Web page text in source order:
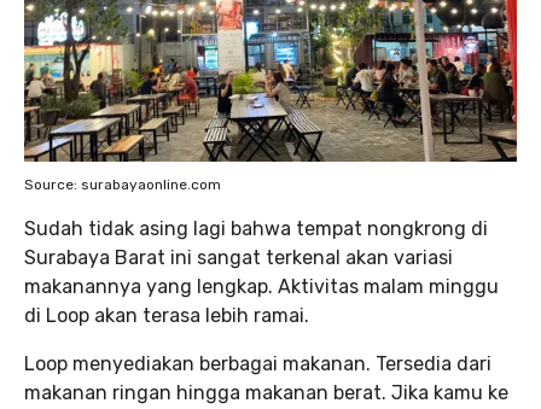
Source: surabayaonline.com
Sudah tidak asing lagi bahwa tempat nongkrong di
Surabaya Barat ini sangat terkenal akan variasi
makanannya yang lengkap. Aktivitas malam minggu
di Loop akan terasa lebih ramai.
Loop menyediakan berbagai makanan. Tersedia dari
makanan ringan hingga makanan berat. Jika kamu ke